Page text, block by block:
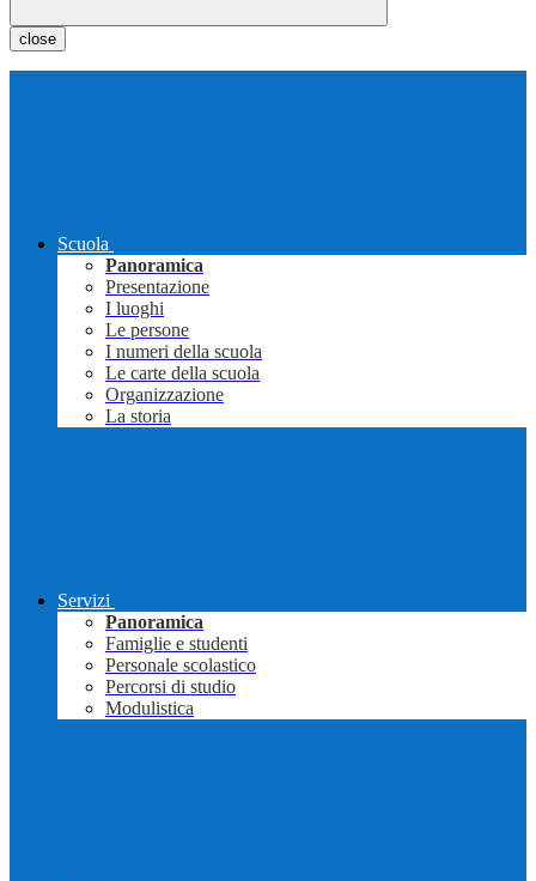
close
Scuola
Panoramica
Presentazione
I luoghi
Le persone
I numeri della scuola
Le carte della scuola
Organizzazione
La storia
Servizi
Panoramica
Famiglie e studenti
Personale scolastico
Percorsi di studio
Modulistica